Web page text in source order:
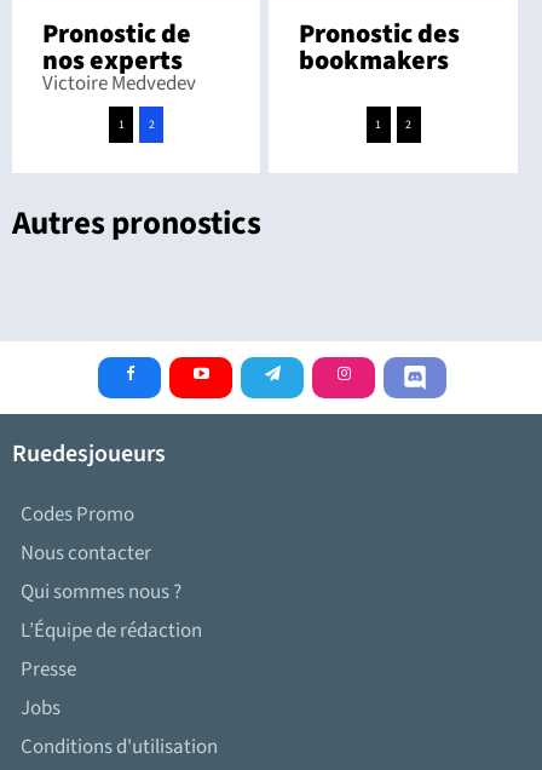
Pronostic de
nos experts
Victoire Medvedev
1 2
Pronostic des
bookmakers
1 2
Autres pronostics
Ruedesjoueurs
Codes Promo
Nous contacter
Qui sommes nous ?
L’Équipe de rédaction
Presse
Jobs
Conditions d'utilisation